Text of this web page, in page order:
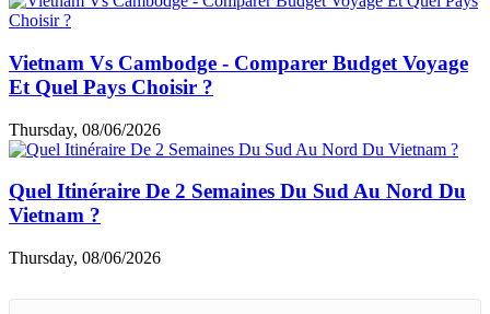
Vietnam Vs Cambodge - Comparer Budget Voyage
Et Quel Pays Choisir ?
Thursday, 08/06/2026
Quel Itinéraire De 2 Semaines Du Sud Au Nord Du
Vietnam ?
Thursday, 08/06/2026